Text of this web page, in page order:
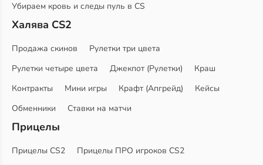
Убираем кровь и следы пуль в CS
Халява CS2
Продажа скинов
Рулетки три цвета
Рулетки четыре цвета
Джекпот (Рулетки)
Краш
Контракты
Мини игры Крафт (Апгрейд)
Кейсы
Обменники
Ставки на матчи
Прицелы
Прицелы CS2
Прицелы ПРО игроков CS2